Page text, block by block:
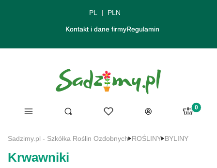
PL PLN
Kontakt i dane firmyRegulamin
Menu Otwórz wyszukiwarkę
Szukaj Ulubione
Zaloguj się
Produkty
Koszyk
Sadzimy.pl - Szkółka Roślin Ozdobnych ROŚLINY BYLINY
Krwawniki